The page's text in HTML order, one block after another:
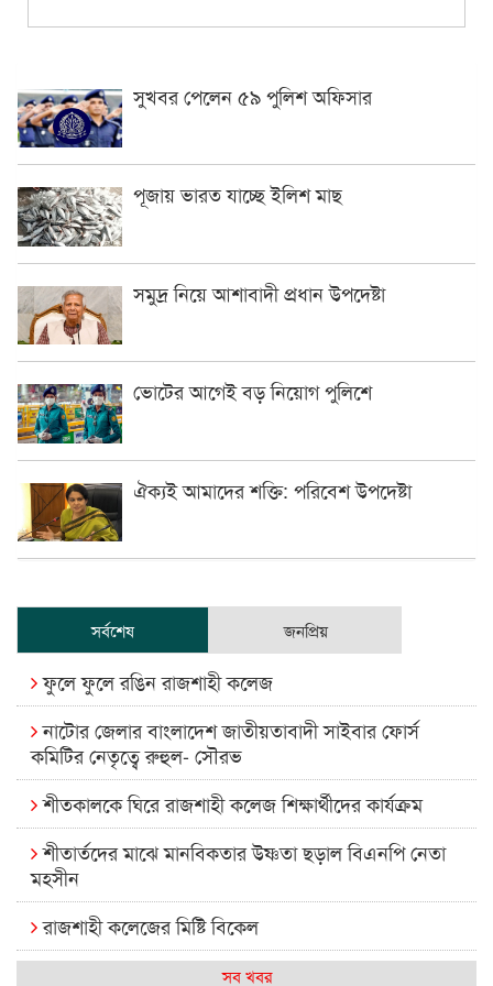
সুখবর পেলেন ৫৯ পুলিশ অফিসার
পূজায় ভারত যাচ্ছে ইলিশ মাছ
সমুদ্র নিয়ে আশাবাদী প্রধান উপদেষ্টা
ভোটের আগেই বড় নিয়োগ পুলিশে
ঐক্যই আমাদের শক্তি: পরিবেশ উপদেষ্টা
সর্বশেষ জনপ্রিয়
ফুলে ফুলে রঙিন রাজশাহী কলেজ
নাটোর জেলার বাংলাদেশ জাতীয়তাবাদী সাইবার ফোর্স
কমিটির নেতৃত্বে রুহুল- সৌরভ
শীতকালকে ঘিরে রাজশাহী কলেজ শিক্ষার্থীদের কার্যক্রম
শীতার্তদের মাঝে মানবিকতার উষ্ণতা ছড়াল বিএনপি নেতা
মহসীন
রাজশাহী কলেজের মিষ্টি বিকেল
কেমন আছে আমাদের দেশের মধ্যবিত্তরা
সব খবর